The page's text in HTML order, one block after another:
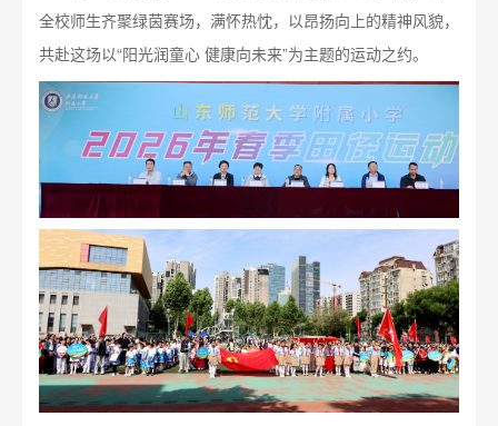
全校师生齐聚绿茵赛场，满怀热忱，以昂扬向上的精神风貌，
共赴这场以“阳光润童心 健康向未来”为主题的运动之约。